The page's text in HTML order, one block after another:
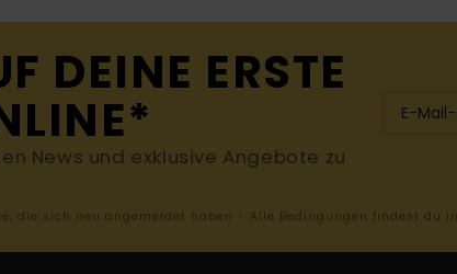
DEINE ERSTE
News und exklusive Angebote zu
die sich neu angemeldet haben - Alle Bedingungen findest du